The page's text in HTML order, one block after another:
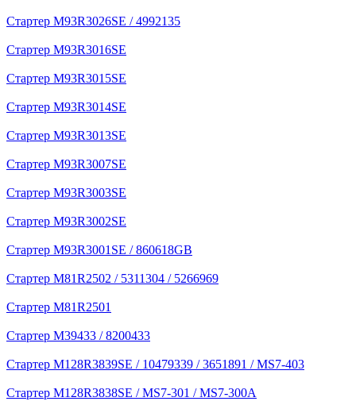
Стартер M93R3026SE / 4992135
Стартер M93R3016SE
Стартер M93R3015SE
Стартер M93R3014SE
Стартер M93R3013SE
Стартер M93R3007SE
Стартер M93R3003SE
Стартер M93R3002SE
Стартер M93R3001SE / 860618GB
Стартер M81R2502 / 5311304 / 5266969
Стартер M81R2501
Стартер M39433 / 8200433
Стартер M128R3839SE / 10479339 / 3651891 / MS7-403
Стартер M128R3838SE / MS7-301 / MS7-300A